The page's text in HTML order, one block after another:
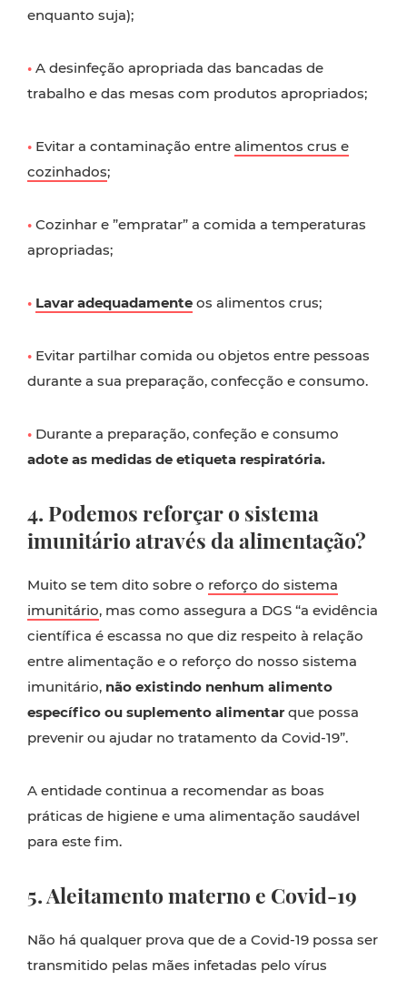
enquanto suja);
• A desinfeção apropriada das bancadas de
trabalho e das mesas com produtos apropriados;
• Evitar a contaminação entre alimentos crus e
cozinhados;
• Cozinhar e ”empratar” a comida a temperaturas
apropriadas;
• Lavar adequadamente os alimentos crus;
• Evitar partilhar comida ou objetos entre pessoas
durante a sua preparação, confecção e consumo.
• Durante a preparação, confeção e consumo
adote as medidas de etiqueta respiratória.
4. Podemos reforçar o sistema
imunitário através da alimentação?
Muito se tem dito sobre o reforço do sistema
imunitário, mas como assegura a DGS “a evidência
científica é escassa no que diz respeito à relação
entre alimentação e o reforço do nosso sistema
imunitário, não existindo nenhum alimento
específico ou suplemento alimentar que possa
prevenir ou ajudar no tratamento da Covid-19”.
A entidade continua a recomendar as boas
práticas de higiene e uma alimentação saudável
para este fim.
5. Aleitamento materno e Covid-19
Não há qualquer prova que de a Covid-19 possa ser
transmitido pelas mães infetadas pelo vírus